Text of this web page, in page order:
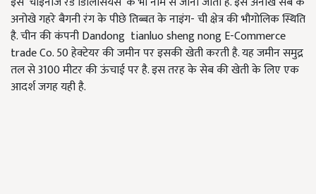
अनोखे गहरे बैगनी रंग के पीछे तिब्बत के नाइंग- ची क्षेत्र की भौगोलिक स्थिति
है. चीन की कंपनी Dandong tianluo sheng nong E-Commerce
trade Co. 50 हेक्टेयर की जमीन पर इसकी खेती करती है. यह जमीन समुद्र
तल से 3100 मीटर की ऊंचाई पर है. इस तरह के सेब की खेती के लिए एक
आदर्श जगह यही है.